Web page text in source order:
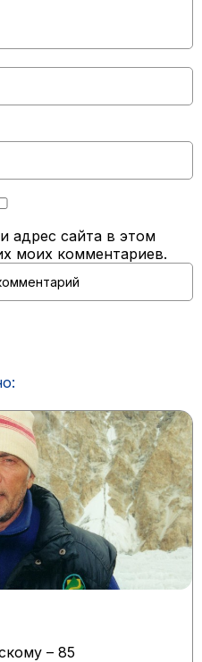
адрес сайта в этом
моих комментариев.
– 85